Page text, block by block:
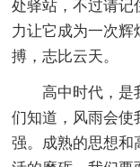
处驿站，不过请记
力让它成为一次辉
搏，志比云天。
高中时代，是
们知道，风雨会使
强。成熟的思想和